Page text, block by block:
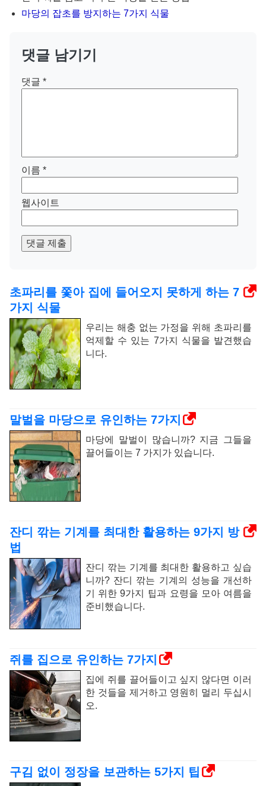
마당의 잡초를 방지하는 7가지 식물
댓글 남기기
댓글 *
이름 *
웹사이트
댓글 제출
초파리를 쫓아 집에 들어오지 못하게 하는 7
가지 식물
우리는 해충 없는 가정을 위해 초파리를
억제할 수 있는 7가지 식물을 발견했습
니다.
말벌을 마당으로 유인하는 7가지
마당에 말벌이 많습니까? 지금 그들을
끌어들이는 7 가지가 있습니다.
잔디 깎는 기계를 최대한 활용하는 9가지 방
법
잔디 깎는 기계를 최대한 활용하고 싶습
니까? 잔디 깎는 기계의 성능을 개선하
기 위한 9가지 팁과 요령을 모아 여름을
준비했습니다.
쥐를 집으로 유인하는 7가지
집에 쥐를 끌어들이고 싶지 않다면 이러
한 것들을 제거하고 영원히 멀리 두십시
오.
구김 없이 정장을 보관하는 5가지 팁